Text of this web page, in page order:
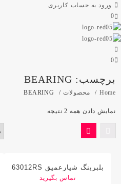
ورود به حساب کاربری
0
0
برچسب: BEARING
Home محصولات BEARING
نمایش دادن همه 2 نتیجه
بلبرینگ شیارعمیق 63012RS
با مارک JBR/ جی بی آرتماس بگیرید